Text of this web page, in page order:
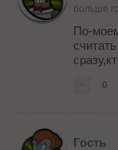
больше
По-
0
Гость